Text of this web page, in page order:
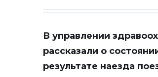
В управлении
рассказали о
результате наезда